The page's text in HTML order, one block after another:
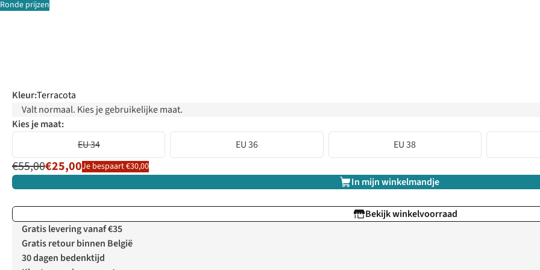
Ronde prijzen
Kleur:Terracota
Valt normaal. Kies je gebruikelijke maat.
Kies je maat:
EU 34
EU 36 EU 38
€55,00€25,00Je bespaart €30,00
In mijn winkelmandje
Bekijk winkelvoorraad
Gratis levering vanaf €35
Gratis retour binnen België
30 dagen bedenktijd